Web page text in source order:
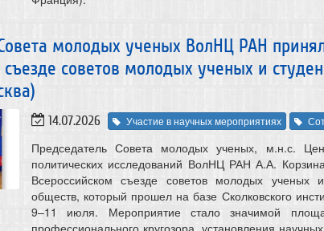
молодых ученых ВолНЦ РАН
съезде советов молодых ученых и
14.07.2026 Участие в научных мероприятиях
Председатель Совета молодых ученых, м.н.с.
политических исследований ВолНЦ РАН А.А.
Всероссийском съезде советов молодых ученых
обществ, который прошел на базе Сколковского
9–11 июля. Мероприятие стало значимой
профессионального кругозора, установления